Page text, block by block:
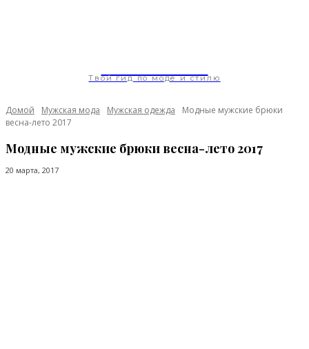
Твой гид по моде и стилю
Домой Мужская мода Мужская одежда
Модные мужские брюки
весна-лето 2017
Модные мужские брюки весна-лето 2017
20 марта, 2017